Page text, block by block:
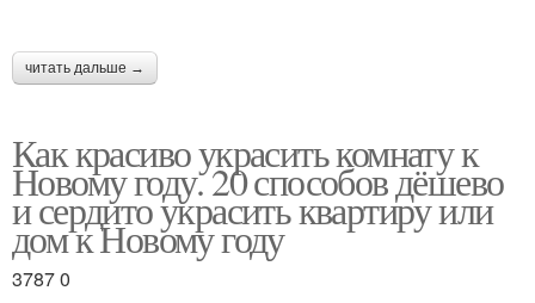
читать дальше →
Как красиво украсить комнату к
Новому году. 20 способов дёшево
и сердито украсить квартиру или
дом к Новому году
3787 0